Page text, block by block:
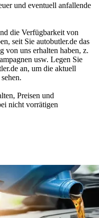
und eventuell anfallende
die Verfügbarkeit von
seit Sie autobutler.de das
von uns erhalten haben, z.
usw. Legen Sie
an, um die aktuell
Preisen und
nicht vorrätigen